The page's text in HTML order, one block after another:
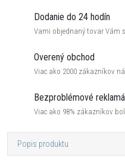
Dodanie do 24 hodín
Vami objednaný tovar Vám
Overený obchod
Viac ako 2000 zákazníkov
Bezproblémové
Viac ako 98% zákazníkov
Popis produktu